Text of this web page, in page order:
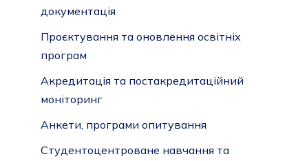
документація
Проєктування та оновлення освітніх
програм
Акредитація та постакредитаційний
моніторинг
Анкети, програми опитування
Студентоцентроване навчання та